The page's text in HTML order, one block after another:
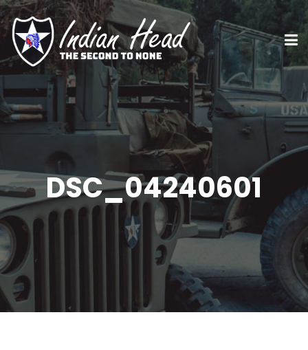
DSC_04240601